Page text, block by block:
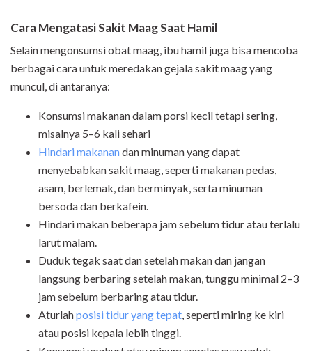
Cara Mengatasi Sakit Maag Saat Hamil
Selain mengonsumsi obat maag, ibu hamil juga bisa mencoba
berbagai cara untuk meredakan gejala sakit maag yang
muncul, di antaranya:
Konsumsi makanan dalam porsi kecil tetapi sering,
misalnya 5–6 kali sehari
Hindari makanandan minuman yang dapat
menyebabkan sakit maag, seperti makanan pedas,
asam, berlemak, dan berminyak, serta minuman
bersoda dan berkafein.
Hindari makan beberapa jam sebelum tidur atau terlalu
larut malam.
Duduk tegak saat dan setelah makan dan jangan
langsung berbaring setelah makan, tunggu minimal 2–3
jam sebelum berbaring atau tidur.
Aturlahposisi tidur yang tepat , seperti miring ke kiri
atau posisi kepala lebih tinggi.